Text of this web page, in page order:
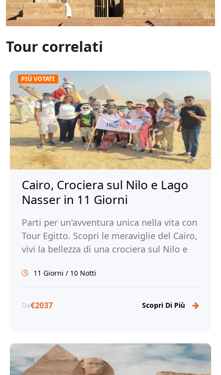
Tour correlati
PIÙ VOTATI
Cairo, Crociera sul Nilo e Lago
Nasser in 11 Giorni
Parti per un'avventura unica nella vita con
Tour Egitto. Scopri le meraviglie del Cairo,
vivi la bellezza di una crociera sul Nilo e
storia e cultura dell'Egitto.
11 Giorni / 10 Notti
Da€2037 Scopri Di Più